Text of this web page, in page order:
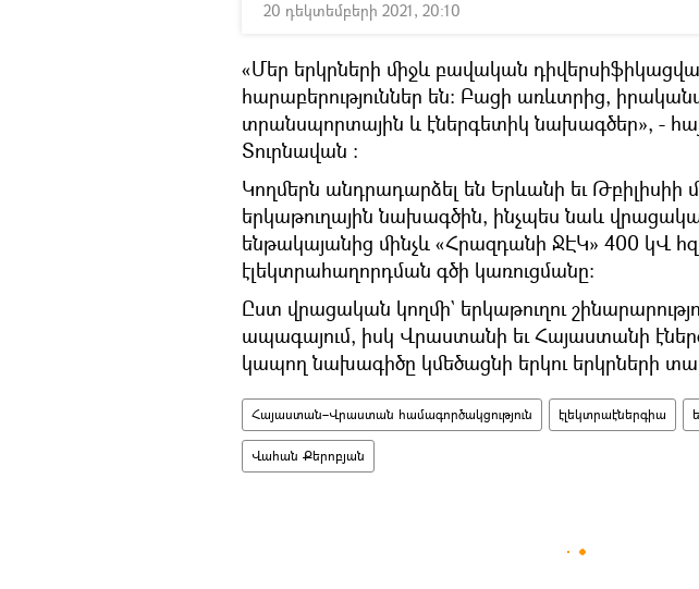
20 դեկտեմբերի 2021, 20:10
«Մեր երկրների միջև բավական
հարաբերություններ են։ Բացի առևտրից,
տրանսպորտային և էներգետիկ նախագծեր», -
Տուրնավան ։
Կողմերն անդրադարձել են Երևանի եւ Թբիլիսիի
երկաթուղային նախագծին, ինչպես նաև
ենթակայանից մինչև «Հրազդանի ՋԷԿ» 400 կՎ
էլեկտրահաղորդման գծի կառուցմանը։
Ըստ վրացական կողմի` երկաթուղու
ապագայում, իսկ Վրաստանի եւ Հայաստանի
կապող նախագիծը կմեծացնի երկու երկրների
Հայաստան–Վրաստան համագործակցություն էլեկտրաէներգիա
Վահան Քերոբյան